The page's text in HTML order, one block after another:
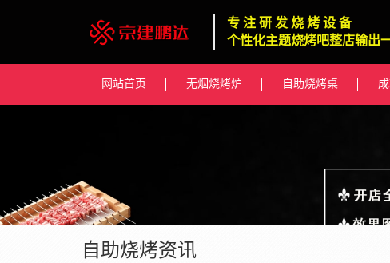
专 注 研 发 烧 烤 设 备
个性化主题烧烤吧整店输出
网站首页 无烟烧烤炉 自助烧烤桌
自助烧烤资讯